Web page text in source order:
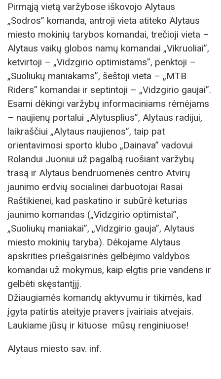
Pirmąją vietą varžybose iškovojo Alytaus
„Sodros” komanda, antroji vieta atiteko Alytaus
miesto mokinių tarybos komandai, trečioji vieta –
Alytaus vaikų globos namų komandai „Vikruoliai”,
ketvirtoji – „Vidzgirio optimistams”, penktoji –
„Suoliukų maniakams”, šeštoji vieta – „MTB
Riders” komandai ir septintoji – „Vidzgirio gaujai”.
Esami dėkingi varžybų informaciniams rėmėjams
– naujienų portalui „Alytusplius”, Alytaus radijui,
laikraščiui „Alytaus naujienos”, taip pat
orientavimosi sporto klubo „Dainava” vadovui
Rolandui Juoniui už pagalbą ruošiant varžybų
trasą ir Alytaus bendruomenės centro Atvirų
jaunimo erdvių socialinei darbuotojai Rasai
Raštikienei, kad paskatino ir subūrė keturias
jaunimo komandas („Vidzgirio optimistai”,
„Suoliukų maniakai”, „Vidzgirio gauja”, Alytaus
miesto mokinių taryba). Dėkojame Alytaus
apskrities priešgaisrinės gelbėjimo valdybos
komandai už mokymus, kaip elgtis prie vandens ir
gelbėti skęstantįjį.
Džiaugiamės komandų aktyvumu ir tikimės, kad
įgyta patirtis ateityje pravers įvairiais atvejais.
Laukiame jūsų ir kituose mūsų renginiuose!
Alytaus miesto sav. inf.